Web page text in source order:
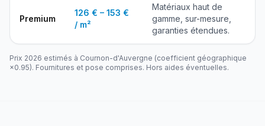
Premium
126 € – 153 €
/ m²
Matériaux haut de
gamme, sur-mesure,
garanties étendues.
Prix 2026 estimés à Cournon-d'Auvergne (coefficient géographique
×0.95). Fournitures et pose comprises. Hors aides éventuelles.